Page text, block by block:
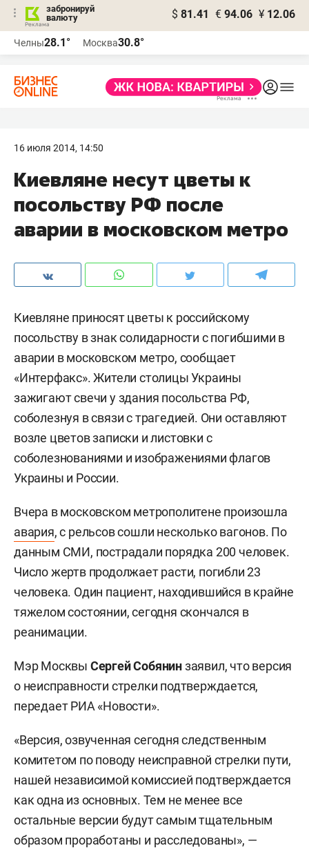
забронируй
валюту
$ 81.41 € 94.06 ¥ 12.06
Челны28.1° Москва30.8°
16 июля 2014, 14:50
Киевляне несут цветы к
посольству РФ после
аварии в московском метро
Киевляне приносят цветы к российскому
посольству в знак солидарности с погибшими в
аварии в московском метро, сообщает
«Интерфакс». Жители столицы Украины
зажигают свечи у здания посольства РФ,
соболезнуя в связи с трагедией. Они оставляют
возле цветов записки и листовки с
соболезнованиями и изображениями флагов
Украины и России.
Вчера в московском метрополитене произошла
авария, с рельсов сошли несколько вагонов. По
данным СМИ, пострадали порядка 200 человек.
Число жертв продолжает расти, погибли 23
человека. Один пациент, находившийся в крайне
тяжелом состоянии, сегодня скончался в
реанимации.
Мэр Москвы Сергей Собянинзаявил, что версия
о неисправности стрелки подтверждается,
передает РИА «Новости».
«Версия, озвученная сегодня следственным
комитетом по поводу неисправной стрелки пути,
нашей независимой комиссией подтверждается
как одна из основных. Тем не менее все
остальные версии будут самым тщательным
образом проработаны и расследованы», —